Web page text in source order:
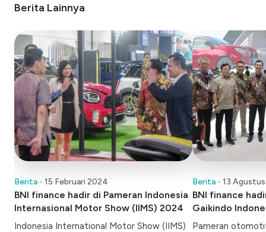
Berita Lainnya
Berita 15 Februari 2024
BNI finance hadir di Pameran Indonesia
Internasional Motor Show (IIMS) 2024
Indonesia International Motor Show (IIMS)
Berita 13
BNI finance
Gaikindo
Show (GIIAS)
Pameran